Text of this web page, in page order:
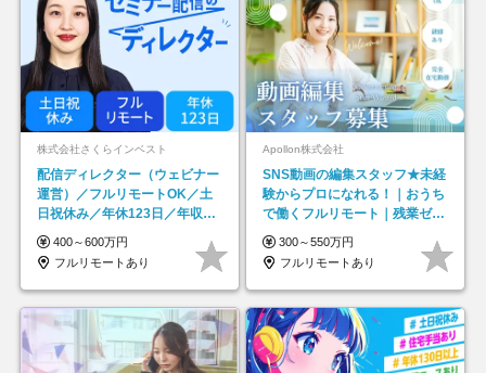
株式会社さくらインベスト
配信ディレクター（ウェビナー
運営）／フルリモートOK／土
日祝休み／年休123日／年収
600万円可
400～600万円
フルリモートあり
Apollon株式会社
SNS動画の編集スタッフ★未経
験からプロになれる！｜おうち
で働くフルリモート｜残業ゼロ
で18時退勤◎
300～550万円
フルリモートあり